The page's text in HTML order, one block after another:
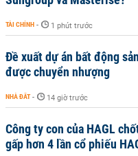
TÀI CHÍNH - 1 phút trước
Đề xuất dự án bất động
được chuyển nhượng
NHÀ ĐẤT - 14 giờ trước
Công ty con của HAGL
gấp hơn 4 lần cổ phiếu